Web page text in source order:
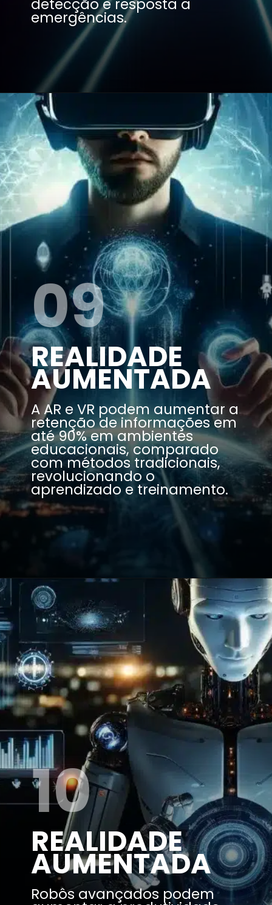
detecção e resposta a
emergências.
REALIDADE
AUMENTADA
A AR e VR podem aumentar a
retenção de informações em
até 90% em ambientes
educacionais, comparado
com métodos tradicionais,
revolucionando o
aprendizado e treinamento.
09
REALIDADE
AUMENTADA
Robôs avançados podem
10